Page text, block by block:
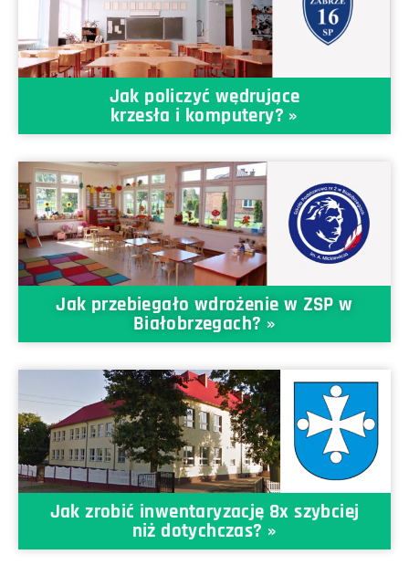
Jak policzyć wędrujące
krzesła i komputery? »
Jak przebiegało wdrożenie w ZSP w
Białobrzegach? »
Jak zrobić inwentaryzację 8x szybciej
niż dotychczas? »